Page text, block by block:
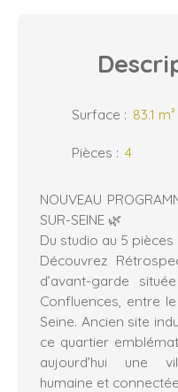
Surface : 83.1 m²
Pièces : 4
NOUVEAU
SUR-SEINE 🌿
Du studio au 5
Découvrez
d’avant-garde
Confluences, entre
Seine. Ancien site
ce quartier
aujourd’hui une
humaine et